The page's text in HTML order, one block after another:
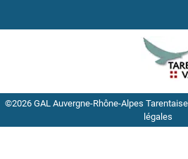
©2026 GAL Auvergne-Rhône-Alpes
légales